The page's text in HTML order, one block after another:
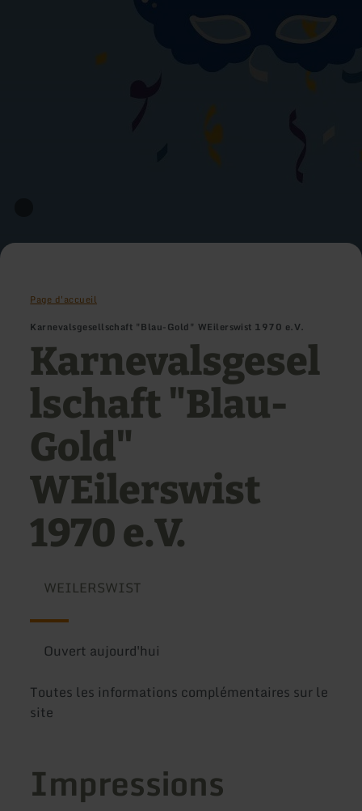
Page d'accueil
Karnevalsgesellschaft "Blau-Gold" WEilerswist 1970 e.V.
Karnevalsgesel
lschaft "Blau-
Gold"
WEilerswist
1970 e.V.
WEILERSWIST
Ouvert aujourd'hui
Toutes les informations complémentaires sur le
site
Impressions